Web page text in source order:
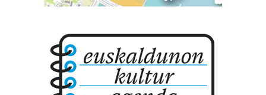
interes komertzial legitimoetan babesten dira. Ikusi gure
bazkideen zerrenda, beren ustez zein helburutarako
duten interes legitimoa eta horren aurka nola egin
dezakezun ikusteko.